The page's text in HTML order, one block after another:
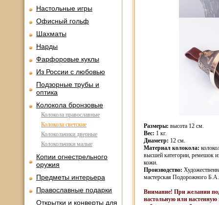
Настольные игры
Офисный гольф
Шахматы
Нарды
Фарфоровые куклы
Из России с любовью
Подзорные трубы и
оптика
Колокола бронзовые
Колокола православные
Колокола светские
Колокольчики дверные
Колокольчики малые
Копии огнестрельного
оружия
Предметы интерьера
Православные подарки
Открытки и конверты для
Размеры: высота 12 см.
Вес: 1 кг.
Диаметр: 12 см.
Материал колокола:
высшей категории, ремешок
кожи.
Производство:
мастерская Подорожного
Внимание! При желании
настольную или настенную